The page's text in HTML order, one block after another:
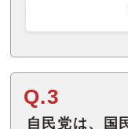
Q.3
自民党は、国